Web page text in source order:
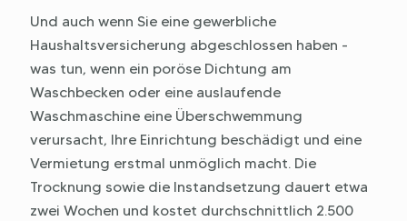
Und auch wenn Sie eine gewerbliche
Haushaltsversicherung abgeschlossen haben -
was tun, wenn ein poröse Dichtung am
Waschbecken oder eine auslaufende
Waschmaschine eine Überschwemmung
verursacht, Ihre Einrichtung beschädigt und eine
Vermietung erstmal unmöglich macht. Die
Trocknung sowie die Instandsetzung dauert etwa
zwei Wochen und kostet durchschnittlich 2.500